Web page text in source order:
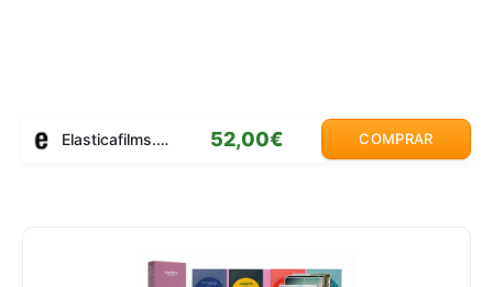
Elasticafilms.com 52,00€ COMPRAR